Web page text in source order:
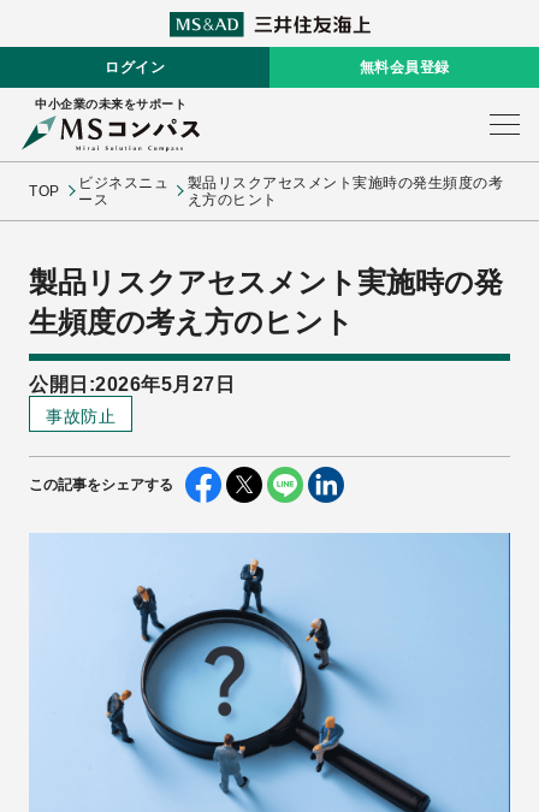
ログイン 無料会員登録
中小企業の未来をサポート
TOP
ビジネスニュ
ース
製品リスクアセスメント実施時の発生頻度の考
え方のヒント
製品リスクアセスメント実施時の発
生頻度の考え方のヒント
公開日:2026年5月27日
事故防止
この記事をシェアする